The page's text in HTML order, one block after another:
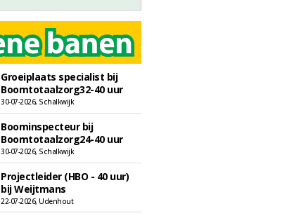
Groeiplaats specialist bij
Boomtotaalzorg32-40 uur
30-07-2026, Schalkwijk
Boominspecteur bij
Boomtotaalzorg24-40 uur
30-07-2026, Schalkwijk
Projectleider (HBO - 40 uur)
bij Weijtmans
22-07-2026, Udenhout